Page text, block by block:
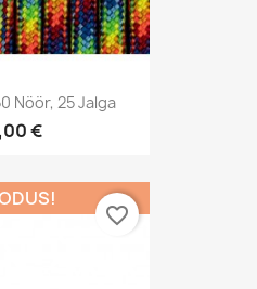
Nöör, 25 Jalga
€
favorite_border